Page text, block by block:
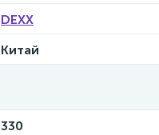
DEXX
Китай
330